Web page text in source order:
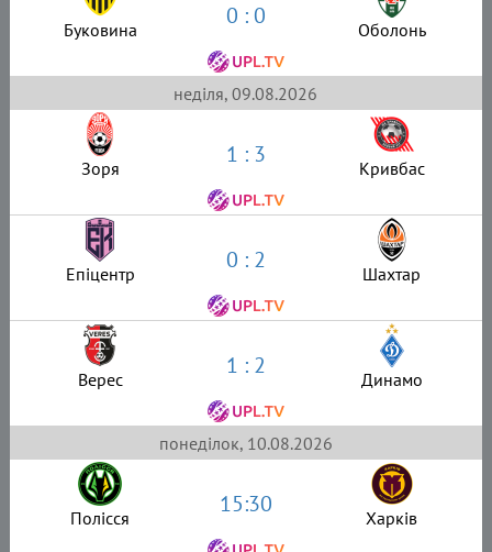
Буковина 0 : 0 Оболонь
неділя, 09.08.2026
Зоря 1 : 3 Кривбас
Епіцентр 0 : 2 Шахтар
Верес 1 : 2 Динамо
понеділок, 10.08.2026
Полісся 15:30 Харків